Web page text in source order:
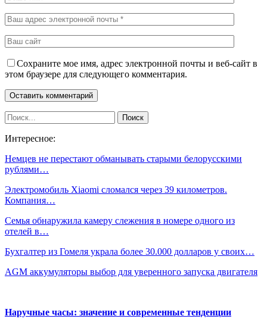
Сохраните мое имя, адрес электронной почты и веб-сайт в
этом браузере для следующего комментария.
Интересное:
Немцев не перестают обманывать старыми белорусскими
рублями…
Электромобиль Xiaomi сломался через 39 километров.
Компания…
Семья обнаружила камеру слежения в номере одного из
отелей в…
Бухгалтер из Гомеля украла более 30.000 долларов у своих…
AGM аккумуляторы выбор для уверенного запуска двигателя
Наручные часы: значение и современные тенденции